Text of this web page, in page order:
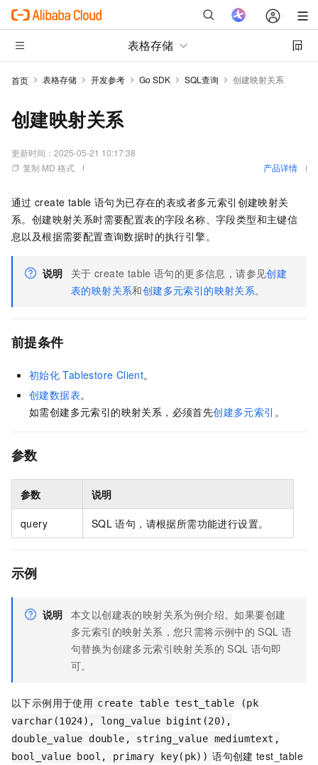
表格存储
首页 表格存储 开发参考 Go SDK SQL查询 创建映射关系
创建映射关系
更新时间： 2025-05-21 10:17:38
复制 MD 格式
产品详情
通过 create table 语句为已存在的表或者多元索引创建映射关
系。创建映射关系时需要配置表的字段名称、字段类型和主键信
息以及根据需要配置查询数据时的执行引擎。
说明 关于 create table 语句的更多信息，请参见创建
表的映射关系和创建多元索引的映射关系。
前提条件
初始化 Tablestore Client。
创建数据表。
如需创建多元索引的映射关系，必须首先创建多元索引 。
参数
参数 说明
query SQL 语句，请根据所需功能进行设置。
示例
说明 本文以创建表的映射关系为例介绍。如果要创建
多元索引的映射关系，您只需将示例中的 SQL 语
句替换为创建多元索引映射关系的 SQL 语句即
可。
以下示例用于使用 create table test_table (pk
varchar(1024), long_value bigint(20),
double_value double, string_value mediumtext,
bool_value bool, primary key(pk)) 语句创建 test_table